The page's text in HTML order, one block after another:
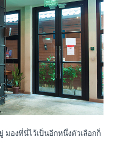
องที่นี่ไว้เป็นอีกหนึ่งตัวเลือกก็